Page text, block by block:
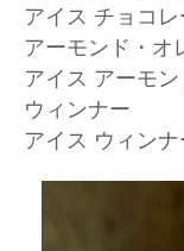
アイス チョコ
アーモンド・オ
アイス アーモン
ウィンナー
アイス ウィンナ